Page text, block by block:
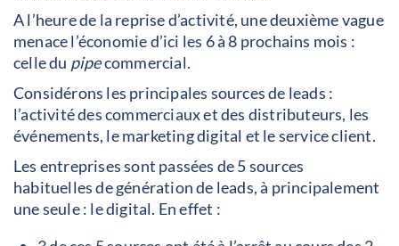
A l’heure de la reprise d’activité, une deuxième vague
menace l’économie d’ici les 6 à 8 prochains mois :
celle du pipecommercial.
Considérons les principales sources de leads :
l’activité des commerciaux et des distributeurs, les
événements, le marketing digital et le service client.
Les entreprises sont passées de 5 sources
habituelles de génération de leads, à principalement
une seule : le digital. En effet :